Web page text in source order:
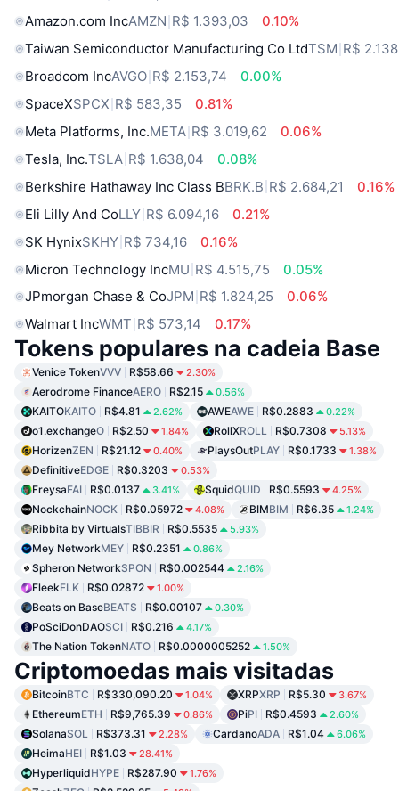
Amazon.com IncAMZN R$ 1.393,03
0.10%
Taiwan Semiconductor Manufacturing Co LtdTSM R$
Broadcom IncAVGO R$ 2.153,74
0.00%
SpaceXSPCX R$ 583,35
0.81%
Meta Platforms, Inc.META R$ 3.019,62
0.06%
Tesla, Inc.TSLA R$ 1.638,04
0.08%
Berkshire Hathaway Inc Class BBRK.B R$ 2.684,21
0.16%
Eli Lilly And CoLLY R$ 6.094,16
0.21%
SK HynixSKHY R$ 734,16
0.16%
Micron Technology IncMU R$ 4.515,75
0.05%
JPmorgan Chase & CoJPM R$ 1.824,25
0.06%
Walmart IncWMT R$ 573,14 0.17%
Tokens populares na cadeia Base
Venice TokenVVV R$58.66 2.30%
Aerodrome FinanceAERO R$2.15 0.56%
KAITOKAITO R$4.81 2.62% AWEAWE R$0.2883 0.22%
o1.exchangeO R$2.50 1.84% RollXROLL R$0.7308 5.13%
HorizenZEN R$21.12 0.40% PlaysOutPLAY R$0.1733 1.38%
DefinitiveEDGE R$0.3203 0.53%
FreysaFAI R$0.0137 3.41% SquidQUID R$0.5593 4.25%
NockchainNOCK R$0.05972 4.08% BIMBIM R$6.35 1.24%
Ribbita by VirtualsTIBBIR R$0.5535 5.93%
Mey NetworkMEY R$0.2351 0.86%
Spheron NetworkSPON R$0.002544 2.16%
FleekFLK R$0.02872 1.00%
Beats on BaseBEATS R$0.00107 0.30%
PoSciDonDAOSCI R$0.216 4.17%
The Nation TokenNATO R$0.0000005252 1.50%
Criptomoedas mais visitadas
BitcoinBTC R$330,090.20 1.04% XRPXRP R$5.30 3.67%
EthereumETH R$9,765.39 0.86% PiPI R$0.4593 2.60%
SolanaSOL R$373.31 2.28% CardanoADA R$1.04 6.06%
HeimaHEI R$1.03 28.41%
HyperliquidHYPE R$287.90 1.76%